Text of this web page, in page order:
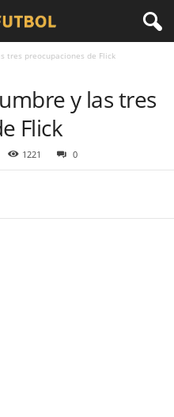
tres preocupaciones de Flick
y las tres
Flick
1221 0